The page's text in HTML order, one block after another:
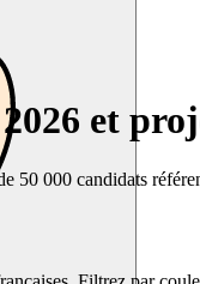
et
000 candidats